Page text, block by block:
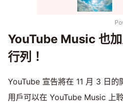
YouTube Music 也
行列！
YouTube 宣告將在 11 月 3 日的
用戶可以在 YouTube Music 上